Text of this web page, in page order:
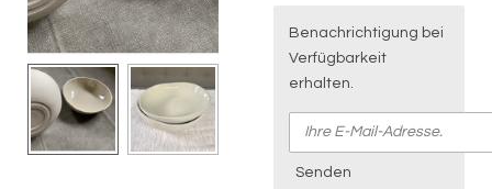
Benachrichtigung bei
Verfügbarkeit
erhalten.
Senden